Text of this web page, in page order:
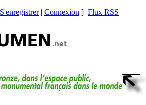
S'enregistrer| Connexion ] Flux RSS